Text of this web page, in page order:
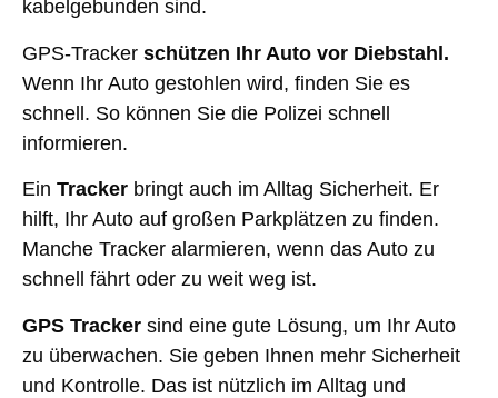
kabelgebunden sind.
GPS-Tracker schützen Ihr Auto vor Diebstahl.
Wenn Ihr Auto gestohlen wird, finden Sie es
schnell. So können Sie die Polizei schnell
informieren.
Ein Tracker bringt auch im Alltag Sicherheit. Er
hilft, Ihr Auto auf großen Parkplätzen zu finden.
Manche Tracker alarmieren, wenn das Auto zu
schnell fährt oder zu weit weg ist.
GPS Tracker sind eine gute Lösung, um Ihr Auto
zu überwachen. Sie geben Ihnen mehr Sicherheit
und Kontrolle. Das ist nützlich im Alltag und